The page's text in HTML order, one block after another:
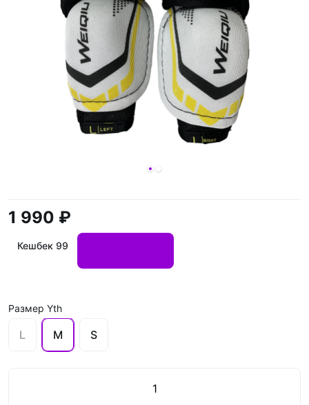
1 990 ₽
Кешбек 99
Размер Yth
L M S